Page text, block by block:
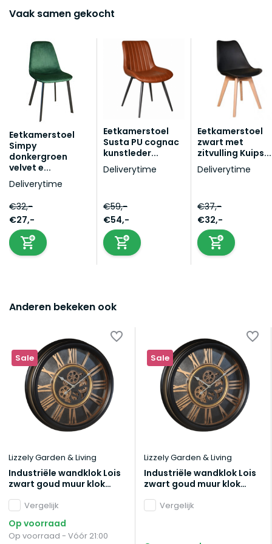
Vaak samen gekocht
Eetkamerstoel
Simpy
donkergroen
velvet e...
Deliverytime
€32,-
€27,-
Eetkamerstoel
Susta PU cognac
kunstleder...
Deliverytime
€59,-
€54,-
Eetkamerstoel
zwart met
zitvulling Kuips...
Deliverytime
€37,-
€32,-
Anderen bekeken ook
Sale
Lizzely Garden & Living
Industriële wandklok Lois
zwart goud muur klok
muurdecoratie
Vergelijk
Op voorraad
Op voorraad - Vóór 21:00
Sale
Lizzely Garden & Living
Industriële wandklok Lois
zwart goud muur klok
muurdecoratie
Vergelijk